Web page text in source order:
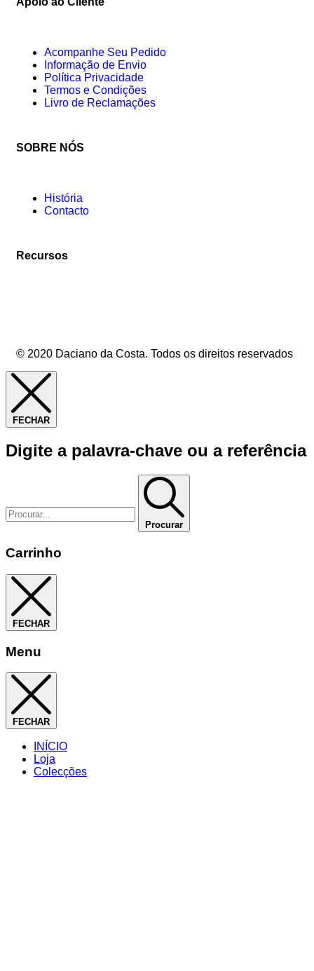
Acompanhe Seu Pedido
Informação de Envio
Política Privacidade
Termos e Condições
Livro de Reclamações
SOBRE NÓS
História
Contacto
Recursos
© 2020 Daciano da Costa. Todos os direitos reservados
FECHAR
Digite a palavra-chave ou a referência
Procurar
Carrinho
FECHAR
Menu
FECHAR
INÍCIO
Loja
Colecções